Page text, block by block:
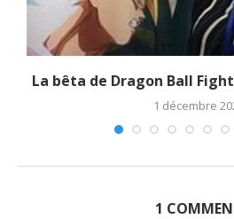
La bêta de Dragon Ball
1 décembre
1